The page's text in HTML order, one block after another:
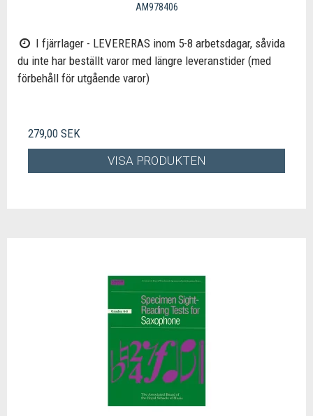
AM978406
I fjärrlager - LEVERERAS inom 5-8 arbetsdagar, såvida
du inte har beställt varor med längre leveranstider (med
förbehåll för utgående varor)
279,00 SEK
VISA PRODUKTEN